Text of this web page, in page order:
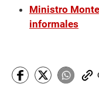
Ministro
informales